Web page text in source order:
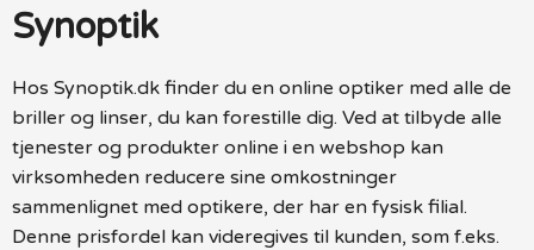
Synoptik
Hos Synoptik.dk finder du en online optiker med alle de
briller og linser, du kan forestille dig. Ved at tilbyde alle
tjenester og produkter online i en webshop kan
virksomheden reducere sine omkostninger
sammenlignet med optikere, der har en fysisk filial.
Denne prisfordel kan videregives til kunden, som f.eks.